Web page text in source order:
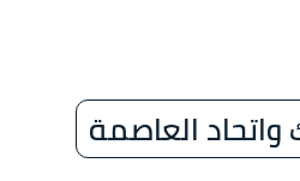
واتحاد العاصمة